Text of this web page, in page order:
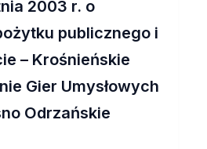
2003 r. o
publicznego i
– Krośnieńskie
Gier Umysłowych
Odrzańskie